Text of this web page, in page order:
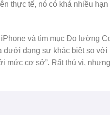
thực tế, nó có khá nhiều
và tìm mục Đo lường
dạng sự khác biệt so
mức cơ sở”. Rất thú vị,